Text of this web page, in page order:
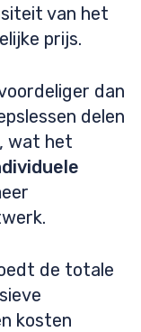
van het
prijs.
dan
delen
wat het
de totale
kosten